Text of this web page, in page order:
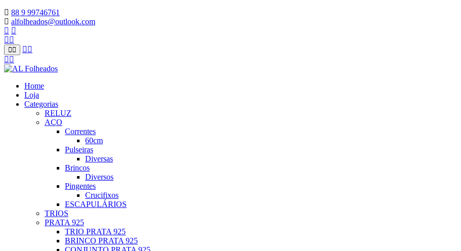
88 9 99746761
alfolheados@outlook.com
Home
Loja
Categorias
RELUZ
AÇO
Correntes
60cm
Pulseiras
Diversas
Brincos
Diversos
Pingentes
Crucifixos
ESCAPULÁRIOS
TRIOS
PRATA 925
TRIO PRATA 925
BRINCO PRATA 925